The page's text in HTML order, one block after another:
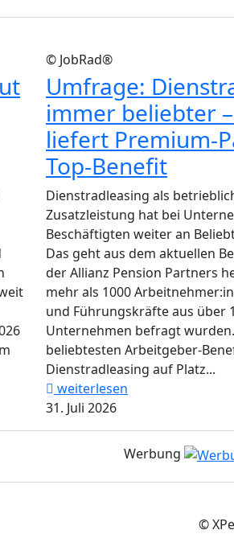
© JobRad®
Umfrage:
immer beliebter
liefert Premium-
Top-Benefit
Dienstradleasing als
Zusatzleistung hat bei
Beschäftigten weiter an
Das geht aus dem aktuellen
der Allianz Pension Partners
mehr als 1000
und Führungskräfte aus über
Unternehmen befragt
beliebtesten Arbeitgeber-
Dienstradleasing auf Platz...
weiterlesen
31. Juli 2026
Werbung
©